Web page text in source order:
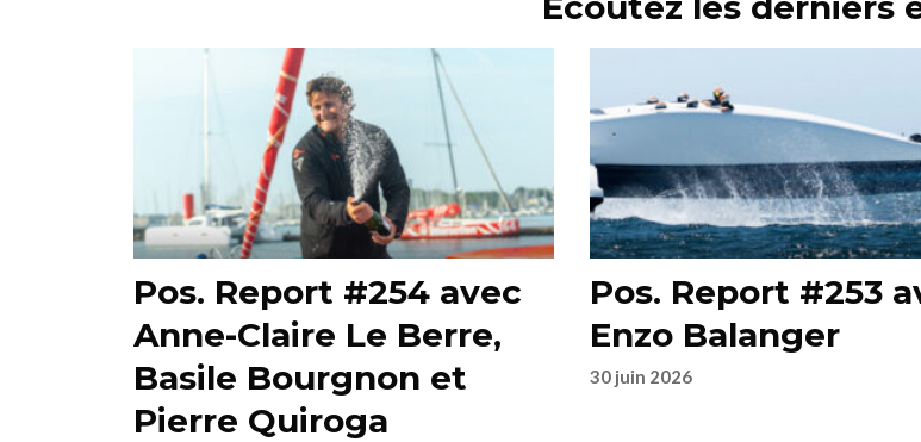
Pos. Report #254 avec
Anne-Claire Le Berre,
Basile Bourgnon et
Pierre Quiroga
Pos. Report #253
Enzo Balanger
30 juin 2026